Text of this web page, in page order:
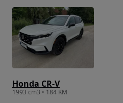
Honda CR-V
1993 cm3 • 184 KM